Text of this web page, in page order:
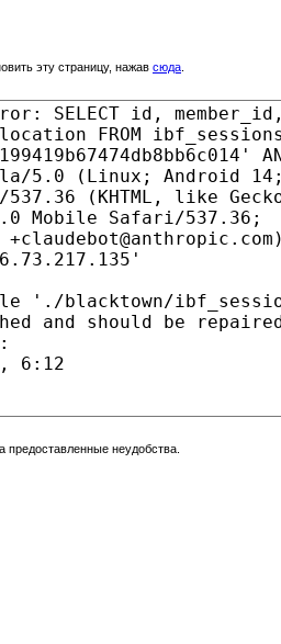
эту страницу, нажав сюда
предоставленные неудобства.